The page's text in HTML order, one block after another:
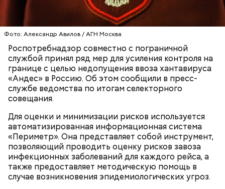
Фото: Александр Авилов / АГН Москва
Роспотребнадзор совместно с пограничной
службой принял ряд мер для усиления контроля на
границе с целью недопущения ввоза хантавируса
«Андес» в Россию. Об этом сообщили в пресс-
службе ведомства по итогам селекторного
совещания.
Для оценки и минимизации рисков используется
автоматизированная информационная система
«Периметр». Она представляет собой инструмент,
позволяющий проводить оценку рисков завоза
инфекционных заболеваний для каждого рейса, а
также предоставляет методическую помощь в
случае возникновения эпидемиологических угроз.
Праздник любви
традиции, когда девушки надевали белые платья и
водили хороводы в виноградниках, а юноши
искали себе невест.